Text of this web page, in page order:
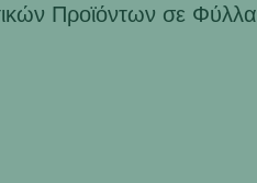
Προϊόντων σε Φύλλα